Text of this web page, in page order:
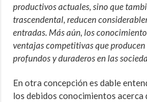
productivos actuales, sino que
trascendental, reducen
entradas. Más aún, los
ventajas competitivas que producen
profundos y duraderos en las
En otra concepción es dable
los debidos conocimientos acerca